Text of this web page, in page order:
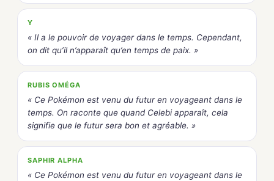
Y
« Il a le pouvoir de voyager dans le temps. Cependant,
on dit qu’il n’apparaît qu’en temps de paix. »
RUBIS OMÉGA
« Ce Pokémon est venu du futur en voyageant dans le
temps. On raconte que quand Celebi apparaît, cela
signifie que le futur sera bon et agréable. »
SAPHIR ALPHA
« Ce Pokémon est venu du futur en voyageant dans le